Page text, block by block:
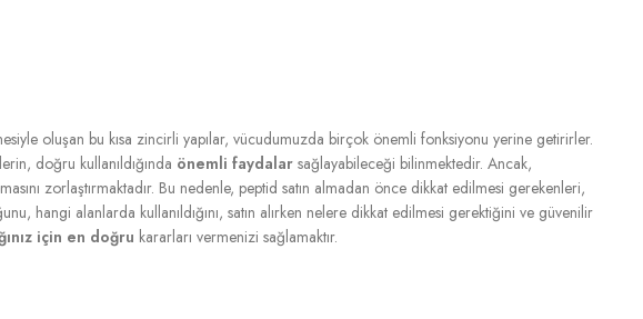
oluşan bu kısa zincirli yapılar, vücudumuzda birçok önemli fonksiyonu yerine getirirler.
doğru kullanıldığında önemli faydalar sağlayabileceği bilinmektedir. Ancak,
zorlaştırmaktadır. Bu nedenle, peptid satın almadan önce dikkat edilmesi gerekenleri,
hangi alanlarda kullanıldığını, satın alırken nelere dikkat edilmesi gerektiğini ve güvenilir
için en doğru kararları vermenizi sağlamaktır.